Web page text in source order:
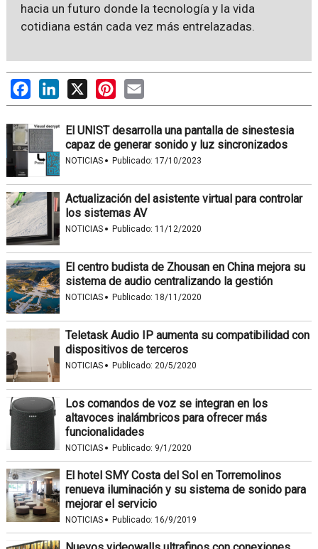
hacia un futuro donde la tecnología y la vida
cotidiana están cada vez más entrelazadas.
FacebookLinkedIn
X PinterestEmail
El UNIST desarrolla una pantalla de sinestesia
capaz de generar sonido y luz sincronizados
NOTICIAS · Publicado: 17/10/2023
Actualización del asistente virtual para controlar
los sistemas AV
NOTICIAS · Publicado: 11/12/2020
El centro budista de Zhousan en China mejora su
sistema de audio centralizando la gestión
NOTICIAS · Publicado: 18/11/2020
Teletask Audio IP aumenta su compatibilidad con
dispositivos de terceros
NOTICIAS · Publicado: 20/5/2020
Los comandos de voz se integran en los
altavoces inalámbricos para ofrecer más
funcionalidades
NOTICIAS · Publicado: 9/1/2020
El hotel SMY Costa del Sol en Torremolinos
renueva iluminación y su sistema de sonido para
mejorar el servicio
NOTICIAS · Publicado: 16/9/2019